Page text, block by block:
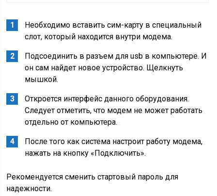
Необходимо вставить сим-карту в специальный
слот, который находится внутри модема.
Подсоединить в разъем для usb в компьютере. И
он сам найдет новое устройство. Щелкнуть
мышкой.
Откроется интерфейс данного оборудования.
Следует отметить, что модем не может работать
отдельно от компьютера.
После того как система настроит работу модема,
нажать на кнопку «Подключить».
Рекомендуется сменить стартовый пароль для
надежности.